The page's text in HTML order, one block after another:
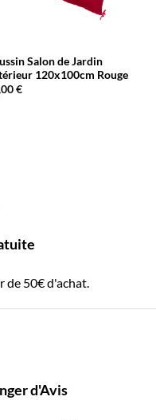
Salon de Jardin
120x100cm Rouge
€
de 50€ d'achat.
d'Avis